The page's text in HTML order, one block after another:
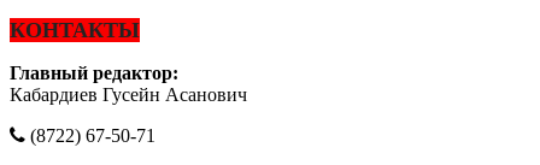
КОНТАКТЫ
Главный редактор:
Кабардиев Гусейн Асанович
(8722) 67-50-71